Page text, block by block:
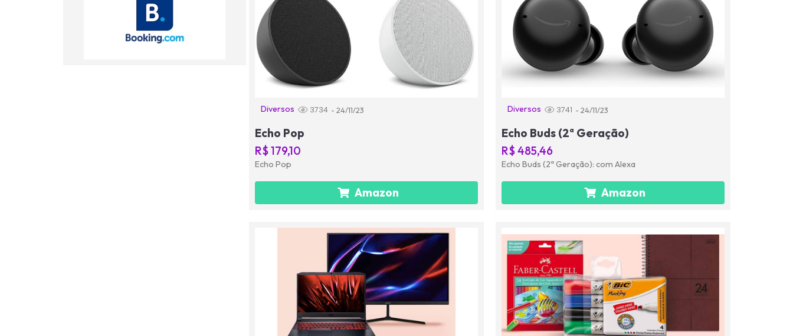
Diversos 3734 - 24/11/23
Echo Pop
R$ 179,10
Echo Pop
Amazon
Diversos 3741 - 24/11/23
Echo Buds (2ª Geração)
R$ 485,46
Echo Buds (2ª Geração): com Alexa
Amazon